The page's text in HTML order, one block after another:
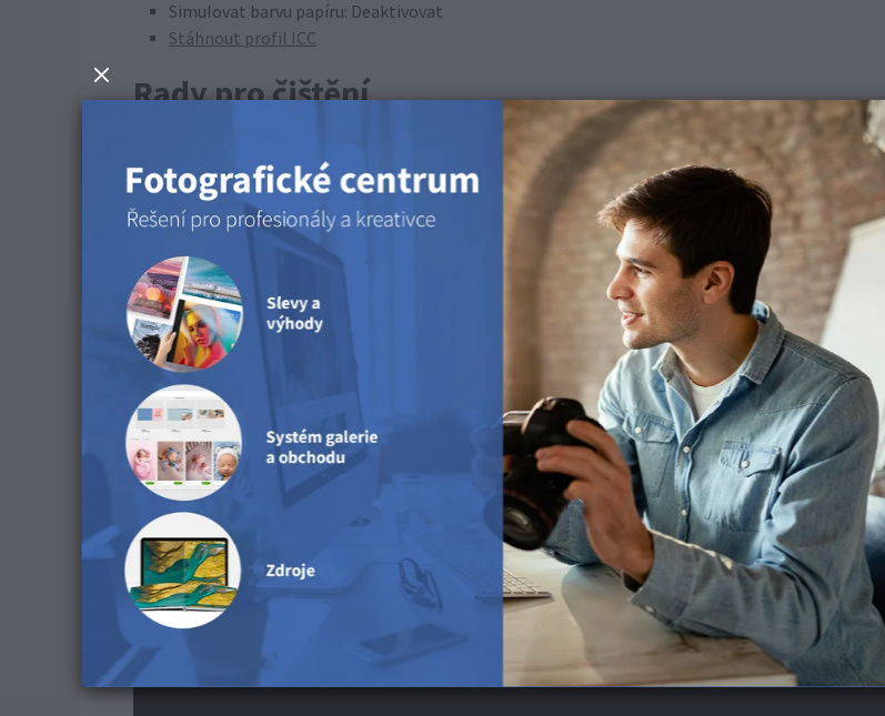
Simulovat barvu papíru: Deaktivovat
Stáhnout profil ICC
Rady pro čištění
K čištění tohoto povrchu můžete použít syntetický čisticí prostředek nebo čisticí prostředek na
Používejte minimální tlak, aby nedošlo k poškrábání.
K dispozici jsou následující produkty
Tento produkt je k dispozici pro nástěnné obrazy, fotoplakáty a fotoknihy Professional Line.
Objevte tento povrch v našem produktovém videu